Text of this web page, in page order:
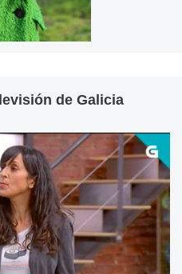
de Galicia